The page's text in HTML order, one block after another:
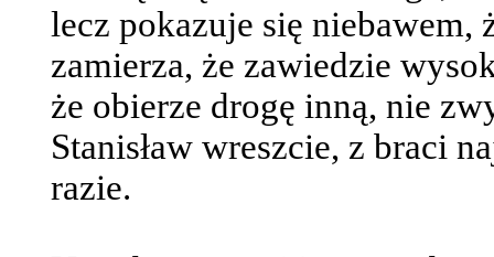
lecz pokazuje się niebawem,
zamierza, że zawiedzie
że obierze drogę inną, nie
Stanisław wreszcie, z braci
razie.